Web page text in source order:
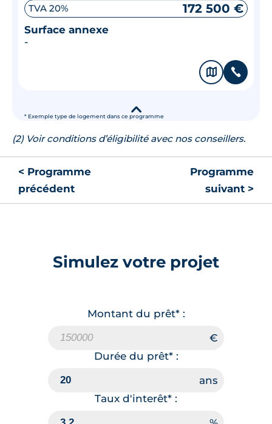
* Exemple type de logement dans ce programme
TVA 20% 172 500 €
Surface annexe
-
🗞 📞
▾
(2) Voir conditions d’éligibilité avec nos conseillers.
< Programme
précédent
Programme
suivant >
Simulez votre projet
Montant du prêt* :
Durée du prêt* :
Taux d'interêt* :